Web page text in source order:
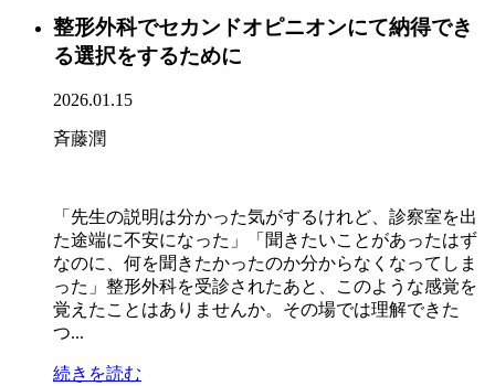
整形外科でセカンドオピニオンにて納得でき
る選択をするために
2026.01.15
斉藤潤
「先生の説明は分かった気がするけれど、診察室を出
た途端に不安になった」「聞きたいことがあったはず
なのに、何を聞きたかったのか分からなくなってしま
った」整形外科を受診されたあと、このような感覚を
覚えたことはありませんか。その場では理解できた
つ...
続きを読む